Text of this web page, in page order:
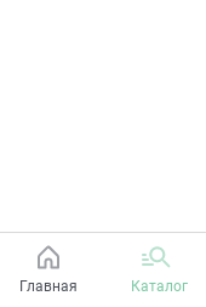
Главная Каталог